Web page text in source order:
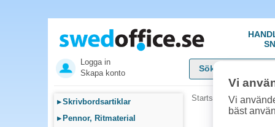
Logga in
Skapa konto
▸Skrivbordsartiklar
▸ Pennor, Ritmaterial
Startsida »Fika,
Vi
Vi
bäst